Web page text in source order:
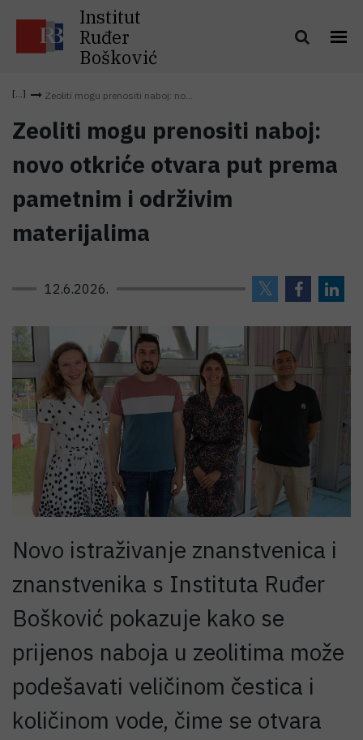
Institut
Ruđer
Bošković
Zeoliti mogu prenositi naboj: no...
Zeoliti mogu prenositi naboj:
novo otkriće otvara put prema
pametnim i održivim
materijalima
12.6.2026.
Novo istraživanje znanstvenica i
znanstvenika s Instituta Ruđer
Bošković pokazuje kako se
prijenos naboja u zeolitima može
podešavati veličinom čestica i
količinom vode, čime se otvara